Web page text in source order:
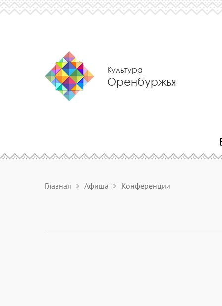
Культура
Оренбуржья
Главная Афиша Конференции